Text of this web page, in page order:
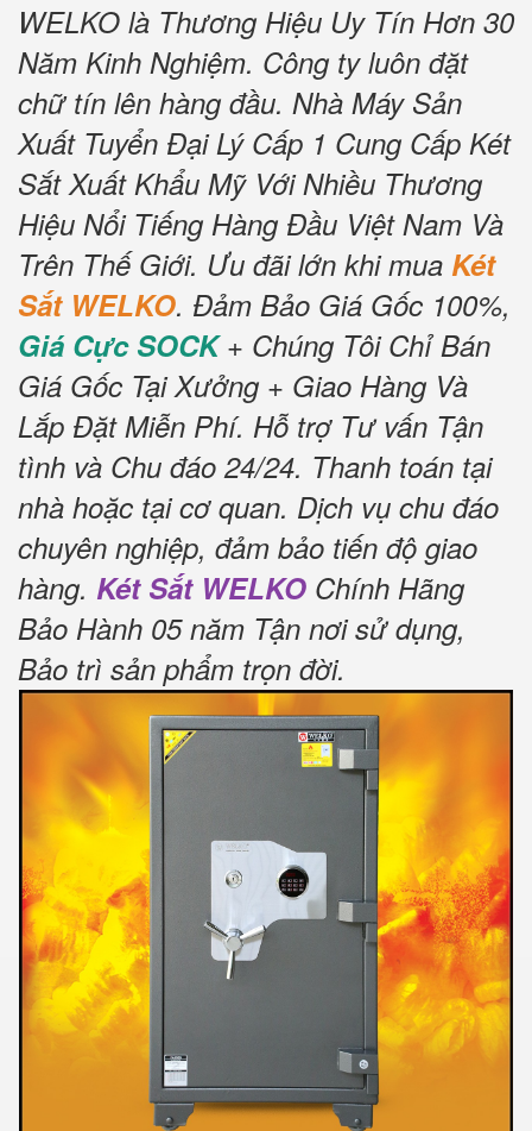
WELKO là Thương Hiệu Uy Tín Hơn 30
Năm Kinh Nghiệm. Công ty luôn đặt
chữ tín lên hàng đầu. Nhà Máy Sản
Xuất Tuyển Đại Lý Cấp 1 Cung Cấp Két
Sắt Xuất Khẩu Mỹ Với Nhiều Thương
Hiệu Nổi Tiếng Hàng Đầu Việt Nam Và
Trên Thế Giới. Ưu đãi lớn khi mua Két
Sắt WELKO. Đảm Bảo Giá Gốc 100%,
Giá Cực SOCK+ Chúng Tôi Chỉ Bán
Giá Gốc Tại Xưởng + Giao Hàng Và
Lắp Đặt Miễn Phí. Hỗ trợ Tư vấn Tận
tình và Chu đáo 24/24. Thanh toán tại
nhà hoặc tại cơ quan. Dịch vụ chu đáo
chuyên nghiệp, đảm bảo tiến độ giao
hàng. Két Sắt WELKO Chính Hãng
Bảo Hành 05 năm Tận nơi sử dụng,
Bảo trì sản phẩm trọn đời.